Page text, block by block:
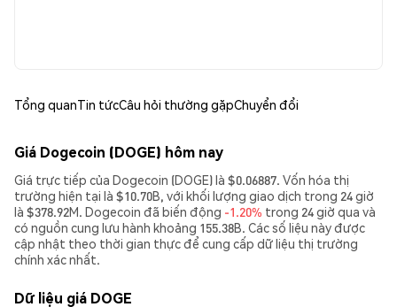
Tổng quanTin tứcCâu hỏi thường gặpChuyển đổi
Giá Dogecoin (DOGE) hôm nay
Giá trực tiếp của Dogecoin (DOGE) là $0.06887. Vốn hóa thị
trường hiện tại là $10.70B, với khối lượng giao dịch trong 24 giờ
là $378.92M. Dogecoin đã biến động -1.20% trong 24 giờ qua và
có nguồn cung lưu hành khoảng 155.38B. Các số liệu này được
cập nhật theo thời gian thực để cung cấp dữ liệu thị trường
chính xác nhất.
Dữ liệu giá DOGE